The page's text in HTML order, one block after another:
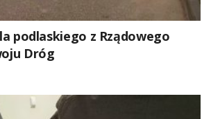
podlaskiego z Rządowego
Dróg